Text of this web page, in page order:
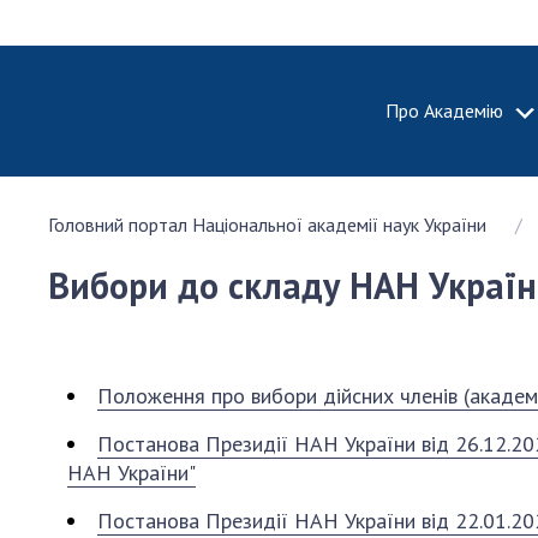
Про Академію
Про
України
України
НАН
Головний портал Національної академії наук України
Вибори до складу НАН
Положення про вибори дійсних членів
Постанова Президії НАН України від
НАН України"
Постанова Президії НАН України від